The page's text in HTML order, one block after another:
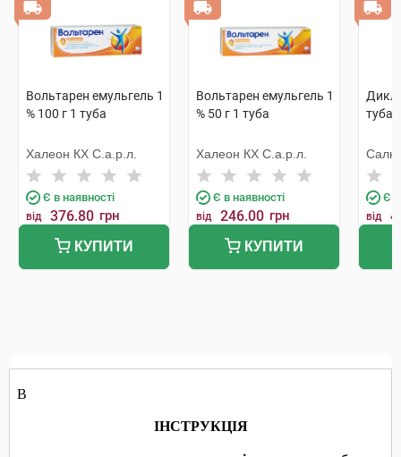
Вольтарен емульгель 1
% 100 г 1 туба
Халеон КХ С.а.р.л.
Є в наявності
від 376.80 грн
КУПИТИ
Вольтарен емульгель 1
% 50 г 1 туба
Халеон КХ С.а.р.л.
Є в наявності
від 246.00 грн
КУПИТИ
туба
Є в
від